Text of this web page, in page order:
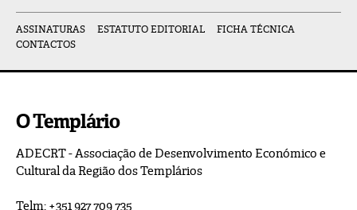
ASSINATURAS ESTATUTO EDITORIAL
FICHA TÉCNICA
CONTACTOS
O Templário
ADECRT - Associação de Desenvolvimento Económico e
Cultural da Região dos Templários
Telm: +351 927 709 735